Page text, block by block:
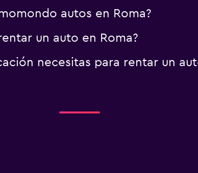
autos en Roma?
un auto en Roma?
necesitas para rentar un